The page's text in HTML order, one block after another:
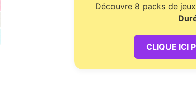
Découvre 8 packs de
CLIQUE ICI